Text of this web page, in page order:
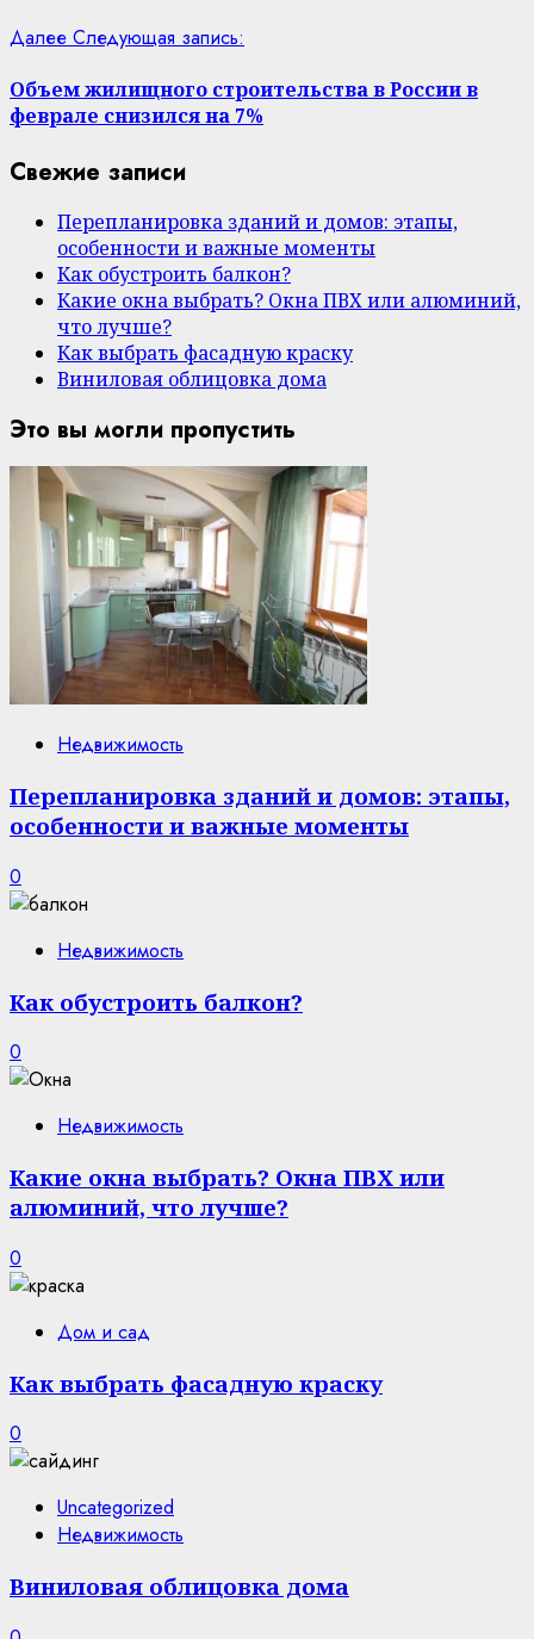
Далее Следующая запись:
Объем жилищного строительства в России в
феврале снизился на 7%
Свежие записи
Перепланировка зданий и домов: этапы,
особенности и важные моменты
Как обустроить балкон?
Какие окна выбрать? Окна ПВХ или алюминий,
что лучше?
Как выбрать фасадную краску
Виниловая облицовка дома
Это вы могли пропустить
Недвижимость
Перепланировка зданий и домов: этапы,
особенности и важные моменты
0
Недвижимость
Как обустроить балкон?
0
Недвижимость
Какие окна выбрать? Окна ПВХ или
алюминий, что лучше?
0
Дом и сад
Как выбрать фасадную краску
0
Uncategorized
Недвижимость
Виниловая облицовка дома